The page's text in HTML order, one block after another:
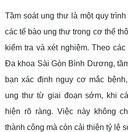
Tầm soát ung thư là một quy
các tế bào ung thư trong cơ thể
kiểm tra và xét nghiệm. Theo
Đa khoa Sài Gòn Bình Dương,
bạn xác định nguy cơ mắc
ung thư từ giai đoạn sớm, khi
hiện rõ ràng. Việc này không
thành công mà còn cải thiện tỷ lệ